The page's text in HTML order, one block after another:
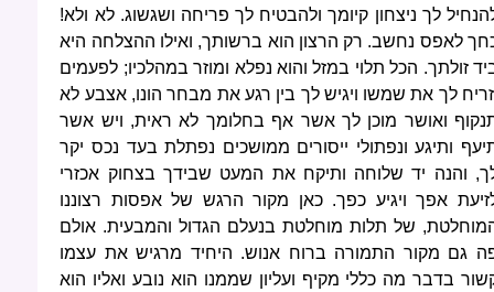
לך ניצחון קיומך ולהבטיח לך פריחה ושגשוג. לא ולא!
לאפס נחשב. רק הרצון הוא ברשותך, ואילו ההצלחה היא
זולתך. הכל תלוי במזל והוא נפלא ומוזר במהלכיו; לפעמים
לך את שמשו ויגיש לך בין רגע את מבחר הונו, אצבע לא
ואושר מוכן לך אשר אף בחלומך לא ראית, ויש אשר
ותיגע ונפתולי ייסורים ממושכים נפתלת בעד נכס יקר
והנה יד שלוחה ותיקח את המעט שבידך בצחוק אכזרי
אפך ויגיע כפך. כאן מקור הרגש של אפסות רצוננו
של תלות מוחלטת בנעלם הגדול והמבעית. אולם
גם מקור התמורה ברוח אנוש. היחיד מרגיש את עצמו
בדבר מה כללי מקיף ועליון שממנו הוא נובע ואליו הוא